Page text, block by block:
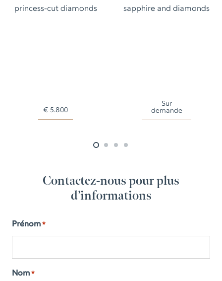
sapphire and diamonds
demande
diamonds
Sur
demande
Contactez-nous pour plus
d’informations
Prénom *
Nom *